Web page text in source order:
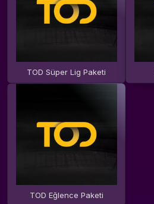
TOD Süper Lig Paketi
TOD Eğlence Paketi